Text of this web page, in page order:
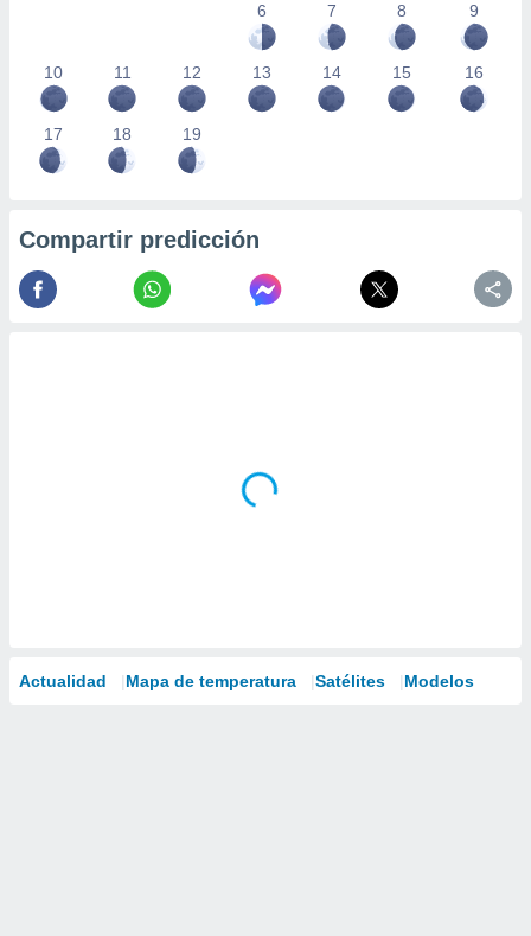
6
7 8 9
10 11 12 13 14 15 16
17 18 19
Compartir predicción
Actualidad Mapa de temperatura Satélites Modelos